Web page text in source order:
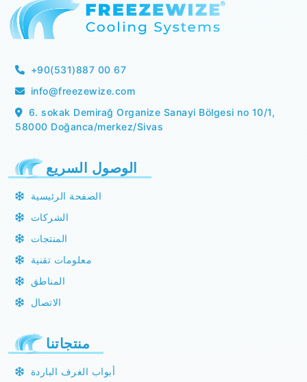
+90(531)887 00 67
info@freezewize.com
6. sokak Demirağ Organize Sanayi Bölgesi no 10/1,
58000 Doğanca/merkez/Sivas
الوصول السريع
الصفحة الرئيسية
الشركات
المنتجات
معلومات تقنية
المناطق
الاتصال
منتجاتنا
أبواب الغرف الباردة